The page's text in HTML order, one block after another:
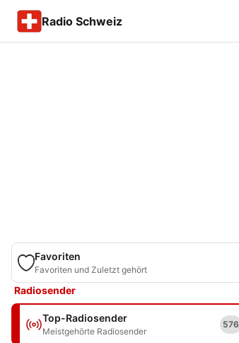
Radio Schweiz
Favoriten
Favoriten und Zuletzt gehört
Radiosender
Top-Radiosender
Meistgehörte Radiosender
576